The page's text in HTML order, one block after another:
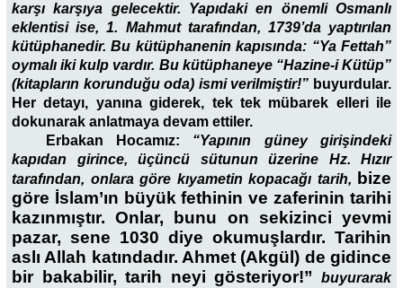
karşı karşıya gelecektir. Yapıdaki en önemli Osmanlı
eklentisi ise, 1. Mahmut tarafından, 1739’da yaptırılan
kütüphanedir. Bu kütüphanenin kapısında: “Ya Fettah”
oymalı iki kulp vardır. Bu kütüphaneye “Hazine-i Kütüp”
(kitapların korunduğu oda) ismi verilmiştir!” buyurdular.
Her detayı, yanına giderek, tek tek mübarek elleri ile
dokunarak anlatmaya devam ettiler.
Erbakan Hocamız: “Yapının güney girişindeki
kapıdan girince, üçüncü sütunun üzerine Hz. Hızır
tarafından, onlara göre kıyametin kopacağı tarih, bize
göre İslam’ın büyük fethinin ve zaferinin tarihi
kazınmıştır. Onlar, bunu on sekizinci yevmi
pazar, sene 1030 diye okumuşlardır. Tarihin
aslı Allah katındadır. Ahmet (Akgül) de gidince
bir bakabilir, tarih neyi gösteriyor!”
buyurarak